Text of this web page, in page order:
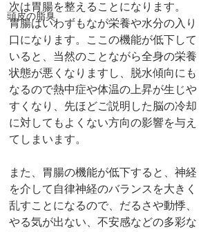
頭皮の脂臭
次は胃腸を整えることになります。
胃腸はいわずもなが栄養や水分の入り
口になります。ここの機能が低下して
いると、当然のことながら全身の栄養
状態が悪くなりますし、脱水傾向にも
なるので熱中症や体温の上昇が生じや
すくなり、先ほどご説明した脳の冷却
に対してもよくない方向の影響を与え
てしまいます。
また、胃腸の機能が低下すると、神経
を介して自律神経のバランスを大きく
乱すことになるので、だるさや動悸、
やる気が出ない、不安感などの多彩な